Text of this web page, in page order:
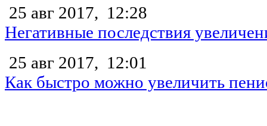
25 авг 2017, 12:28
Негативные последствия
25 авг 2017, 12:01
Как быстро можно увеличить